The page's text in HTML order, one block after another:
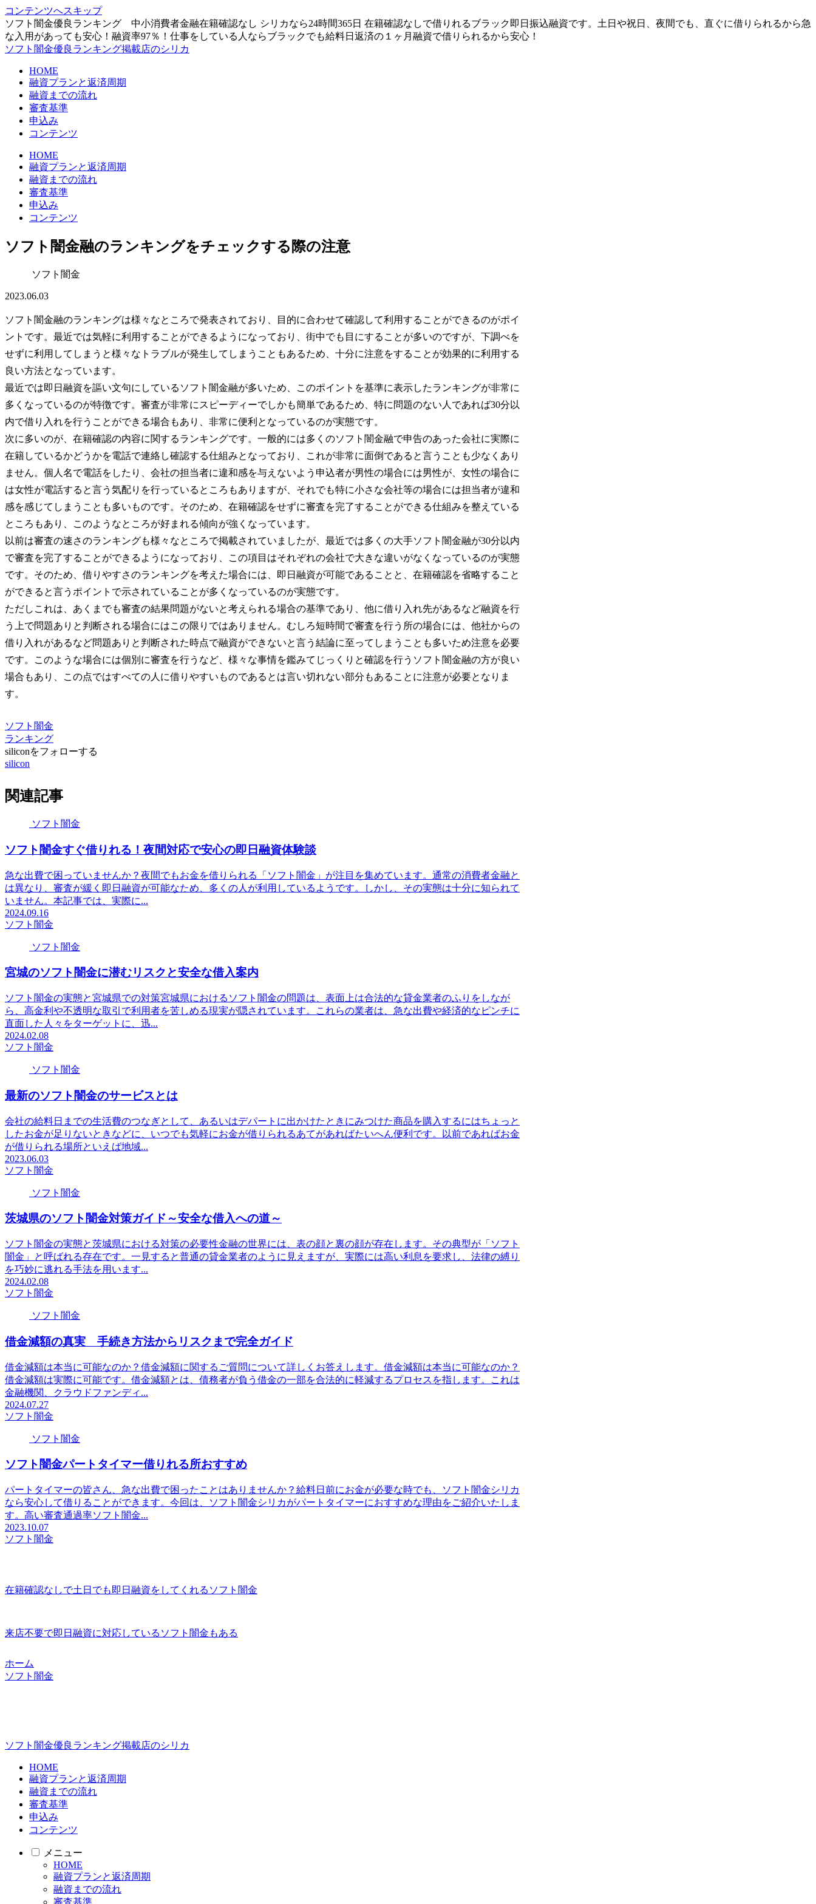
コンテンツへスキップ
ソフト闇金優良ランキング 中小消費者金融在籍確認なし シリカなら24時間365日 在籍確認なしで借りれるブラック即日振込融資です。土日や祝日、夜間でも、直ぐに借りられるから急
な入用があっても安心！融資率97％！仕事をしている人ならブラックでも給料日返済の１ヶ月融資で借りられるから安心！
ソフト闇金優良ランキング掲載店のシリカ
HOME
融資プランと返済周期
融資までの流れ
審査基準
申込み
コンテンツ
HOME
融資プランと返済周期
融資までの流れ
審査基準
申込み
コンテンツ
ソフト闇金融のランキングをチェックする際の注意
ソフト闇金
2023.06.03
ソフト闇金融のランキングは様々なところで発表されており、目的に合わせて確認して利用することができるのがポイ
ントです。最近では気軽に利用することができるようになっており、街中でも目にすることが多いのですが、下調べを
せずに利用してしまうと様々なトラブルが発生してしまうこともあるため、十分に注意をすることが効果的に利用する
良い方法となっています。
最近では即日融資を謳い文句にしているソフト闇金融が多いため、このポイントを基準に表示したランキングが非常に
多くなっているのが特徴です。審査が非常にスピーディーでしかも簡単であるため、特に問題のない人であれば30分以
内で借り入れを行うことができる場合もあり、非常に便利となっているのが実態です。
次に多いのが、在籍確認の内容に関するランキングです。一般的には多くのソフト闇金融で申告のあった会社に実際に
在籍しているかどうかを電話で連絡し確認する仕組みとなっており、これが非常に面倒であると言うことも少なくあり
ません。個人名で電話をしたり、会社の担当者に違和感を与えないよう申込者が男性の場合には男性が、女性の場合に
は女性が電話すると言う気配りを行っているところもありますが、それでも特に小さな会社等の場合には担当者が違和
感を感じてしまうことも多いものです。そのため、在籍確認をせずに審査を完了することができる仕組みを整えている
ところもあり、このようなところが好まれる傾向が強くなっています。
以前は審査の速さのランキングも様々なところで掲載されていましたが、最近では多くの大手ソフト闇金融が30分以内
で審査を完了することができるようになっており、この項目はそれぞれの会社で大きな違いがなくなっているのが実態
です。そのため、借りやすさのランキングを考えた場合には、即日融資が可能であることと、在籍確認を省略すること
ができると言うポイントで示されていることが多くなっているのが実態です。
ただしこれは、あくまでも審査の結果問題がないと考えられる場合の基準であり、他に借り入れ先があるなど融資を行
う上で問題ありと判断される場合にはこの限りではありません。むしろ短時間で審査を行う所の場合には、他社からの
借り入れがあるなど問題ありと判断された時点で融資ができないと言う結論に至ってしまうことも多いため注意を必要
です。このような場合には個別に審査を行うなど、様々な事情を鑑みてじっくりと確認を行うソフト闇金融の方が良い
場合もあり、この点ではすべての人に借りやすいものであるとは言い切れない部分もあることに注意が必要となりま
す。
ソフト闇金
ランキング
siliconをフォローする
silicon
関連記事
ソフト闇金
ソフト闇金すぐ借りれる！夜間対応で安心の即日融資体験談
急な出費で困っていませんか？夜間でもお金を借りられる「ソフト闇金」が注目を集めています。通常の消費者金融と
は異なり、審査が緩く即日融資が可能なため、多くの人が利用しているようです。しかし、その実態は十分に知られて
いません。本記事では、実際に...
2024.09.16
ソフト闇金
ソフト闇金
宮城のソフト闇金に潜むリスクと安全な借入案内
ソフト闇金の実態と宮城県での対策宮城県におけるソフト闇金の問題は、表面上は合法的な貸金業者のふりをしなが
ら、高金利や不透明な取引で利用者を苦しめる現実が隠されています。これらの業者は、急な出費や経済的なピンチに
直面した人々をターゲットに、迅...
2024.02.08
ソフト闇金
ソフト闇金
最新のソフト闇金のサービスとは
会社の給料日までの生活費のつなぎとして、あるいはデパートに出かけたときにみつけた商品を購入するにはちょっと
したお金が足りないときなどに、いつでも気軽にお金が借りられるあてがあればたいへん便利です。以前であればお金
が借りられる場所といえば地域...
2023.06.03
ソフト闇金
ソフト闇金
茨城県のソフト闇金対策ガイド～安全な借入への道～
ソフト闇金の実態と茨城県における対策の必要性金融の世界には、表の顔と裏の顔が存在します。その典型が「ソフト
闇金」と呼ばれる存在です。一見すると普通の貸金業者のように見えますが、実際には高い利息を要求し、法律の縛り
を巧妙に逃れる手法を用います...
2024.02.08
ソフト闇金
ソフト闇金
借金減額の真実 手続き方法からリスクまで完全ガイド
借金減額は本当に可能なのか？借金減額に関するご質問について詳しくお答えします。借金減額は本当に可能なのか？
借金減額は実際に可能です。借金減額とは、債務者が負う借金の一部を合法的に軽減するプロセスを指します。これは
金融機関、クラウドファンディ...
2024.07.27
ソフト闇金
ソフト闇金
ソフト闇金パートタイマー借りれる所おすすめ
パートタイマーの皆さん、急な出費で困ったことはありませんか？給料日前にお金が必要な時でも、ソフト闇金シリカ
なら安心して借りることができます。今回は、ソフト闇金シリカがパートタイマーにおすすめな理由をご紹介いたしま
す。高い審査通過率ソフト闇金...
2023.10.07
ソフト闇金
在籍確認なしで土日でも即日融資をしてくれるソフト闇金
来店不要で即日融資に対応しているソフト闇金もある
ホーム
ソフト闇金
ソフト闇金優良ランキング掲載店のシリカ
HOME
融資プランと返済周期
融資までの流れ
審査基準
申込み
コンテンツ
メニュー
HOME
融資プランと返済周期
融資までの流れ